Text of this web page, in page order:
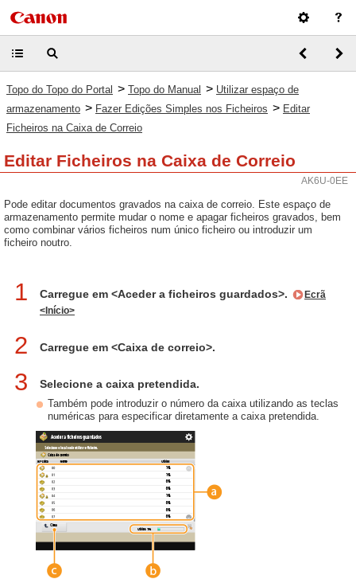
Topo do Topo do Portal > Topo do Manual > Utilizar espaço de
armazenamento > Fazer Edições Simples nos Ficheiros > Editar
Ficheiros na Caixa de Correio
Editar Ficheiros na Caixa de Correio
AK6U-0EE
Pode editar documentos gravados na caixa de correio. Este espaço de
armazenamento permite mudar o nome e apagar ficheiros gravados, bem
como combinar vários ficheiros num único ficheiro ou introduzir um
ficheiro noutro.
1 Carregue em <Aceder a ficheiros guardados>.
Ecrã
<Início>
2 Carregue em <Caixa de correio>.
3 Selecione a caixa pretendida.
Também pode introduzir o número da caixa utilizando as teclas
numéricas para especificar diretamente a caixa pretendida.